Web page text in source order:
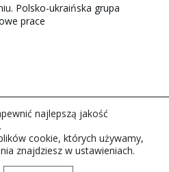
Polsko-ukraińska grupa
prace
Rzeszów S.A. w likwidacj.
najlepszą jakość
cookie, których używamy,
znajdziesz w ustawieniach.